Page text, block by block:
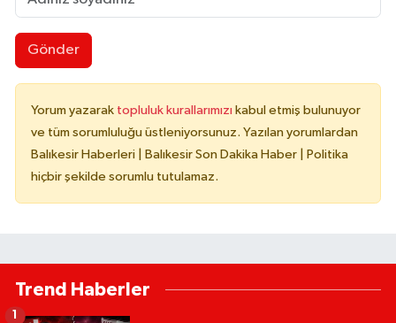
Gönder
Yorum yazarak topluluk kurallarımızı kabul etmiş bulunuyor
ve tüm sorumluluğu üstleniyorsunuz. Yazılan yorumlardan
Balıkesir Haberleri | Balıkesir Son Dakika Haber | Politika
hiçbir şekilde sorumlu tutulamaz.
Trend Haberler
1